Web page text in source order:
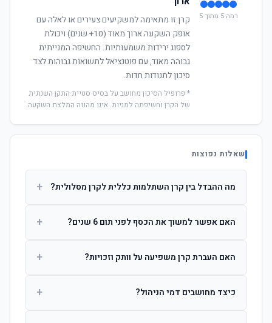
רמה 5 מתוך 5
קרן זו מתאימה למשקיעים צעירים או לאלה עם
אופק השקעה ארוך מאוד (10+ שנים) ויכולת
לספוג ירידות משמעותיות. החשיפה המנייתית
גבוהה מאוד, עם פוטנציאל לתשואות גבוהות לצד
סיכון לתנודות חדות.
* פרופיל הסיכון מחושב על בסיס סטיית התקן השנתית
של הקרן וחשיפתה למניות. אינו מהווה המלצת השקעה.
שאלות נפוצות
מה ההבדל בין קרן השתלמות כללית לקרן מסלולית? +
ההשקעות. קרן מסלולית עוקבת אחרי מדד ספציפי ומאפשרת
האם אפשר למשוך את הכסף לפני תום 6 שנים? +
הרווחים. לאחר 6 שנים ניתן למשוך פטור ממס עד לתקרה
האם העברת קרן משפיעה על וותק וזכויות? +
החברות. הוותק ממשיך להיספר מיום ההפקדה הראשונה.
כיצד מחושבים דמי הניהול? +